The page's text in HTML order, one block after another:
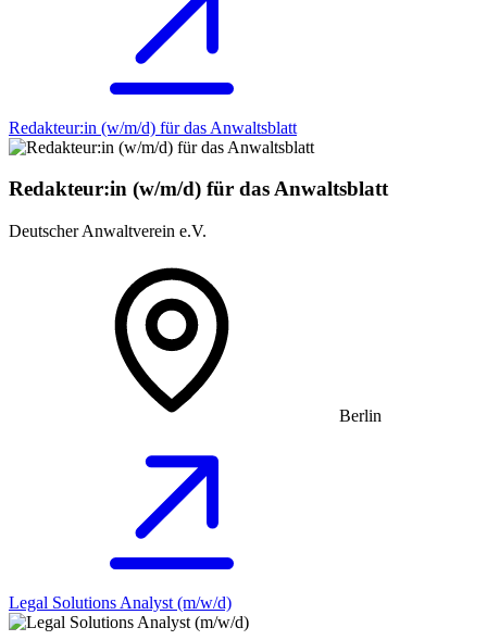
Redakteur:in (w/m/d) für das Anwaltsblatt
Redakteur:in (w/m/d) für das Anwaltsblatt
Deutscher Anwaltverein e.V.
Berlin
Legal Solutions Analyst (m/w/d)